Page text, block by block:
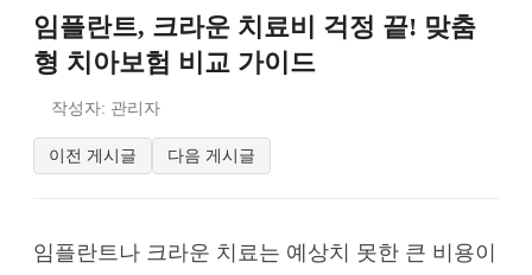
임플란트, 크라운 치료비 걱정 끝! 맞춤
형 치아보험 비교 가이드
작성자: 관리자
이전 게시글 다음 게시글
임플란트나 크라운 치료는 예상치 못한 큰 비용이